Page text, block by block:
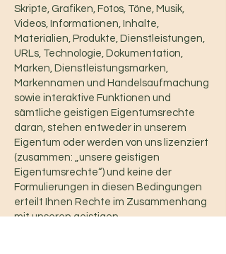
Skripte, Grafiken, Fotos, Töne, Musik,
Videos, Informationen, Inhalte,
Materialien, Produkte, Dienstleistungen,
URLs, Technologie, Dokumentation,
Marken, Dienstleistungsmarken,
Markennamen und Handelsaufmachung
sowie interaktive Funktionen und
sämtliche geistigen Eigentumsrechte
daran, stehen entweder in unserem
Eigentum oder werden von uns lizenziert
(zusammen: „unsere geistigen
Eigentumsrechte“) und keine der
Formulierungen in diesen Bedingungen
erteilt Ihnen Rechte im Zusammenhang
mit unseren geistigen